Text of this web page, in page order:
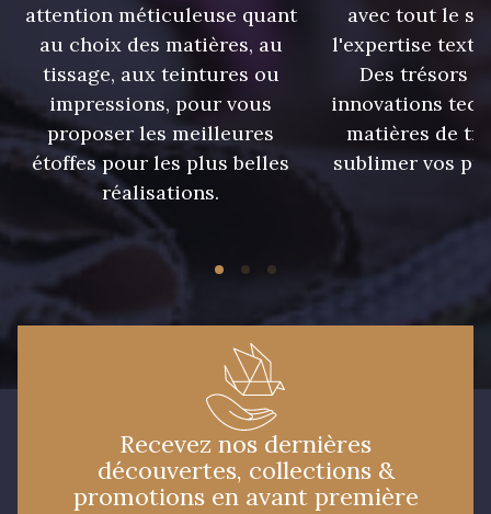
attention méticuleuse quant
au choix des matières, au
tissage, aux teintures ou
impressions, pour vous
proposer les meilleures
étoffes pour les plus belles
réalisations.
avec tout le
l'expertise
Des trésors
innovations
matières de
sublimer vos
Recevez nos dernières
découvertes, collections &
promotions en avant première